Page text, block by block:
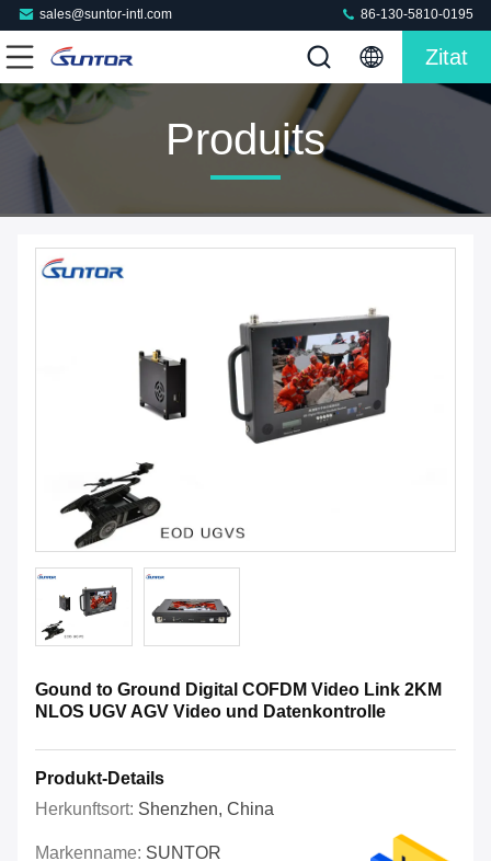
sales@suntor-intl.com 86-130-5810-0195
Zitat
Produits
Gound to Ground Digital COFDM Video Link 2KM
NLOS UGV AGV Video und Datenkontrolle
Produkt-Details
Herkunftsort: Shenzhen, China
Markenname: SUNTOR